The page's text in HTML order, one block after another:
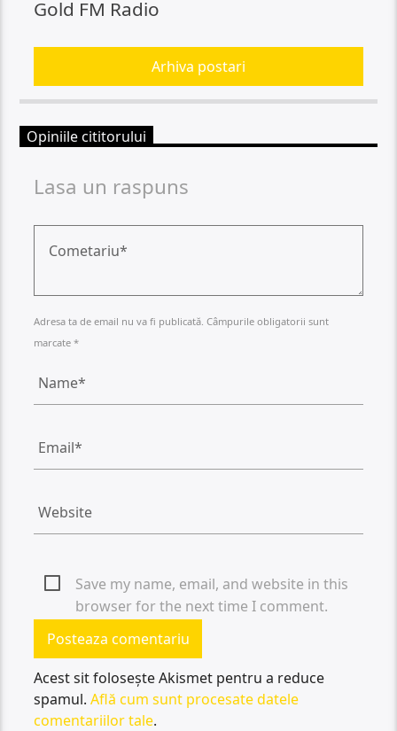
Gold FM Radio
Arhiva postari
Opiniile cititorului
Lasa un raspuns
Adresa ta de email nu va fi publicată. Câmpurile obligatorii sunt
marcate *
Save my name, email, and website in this
browser for the next time I comment.
Acest sit folosește Akismet pentru a reduce
spamul.Află cum sunt procesate datele
comentariilor tale.